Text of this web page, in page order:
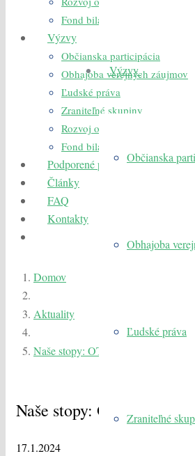
Výzvy
Občianska
Obhajoba
Ľudské práva
Zraniteľné
Fond bilaterálnej spolupráce
Výzvy
Občianska participácia
Obhajoba verejných záujmov
Ľudské práva
Zraniteľné skupiny
Rozvoj organizácií občianskej
Fond bilaterálnej spolupráce
Podporené projekty
Články
FAQ
Kontakty
Domov
Aktuality
Naše stopy: OTVOR DVOR
Naše stopy: OTVOR
17.1.2024